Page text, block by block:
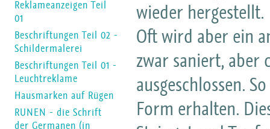
wieder hergestellt.
Oft wird aber ein
zwar saniert, aber
ausgeschlossen.
Form erhalten.
Reklameanzeigen Teil
01
Beschriftungen Teil 02 -
Schildermalerei
Beschriftungen Teil 01 -
Leuchtreklame
Hausmarken auf Rügen
RUNEN - die Schrift
der Germanen (in